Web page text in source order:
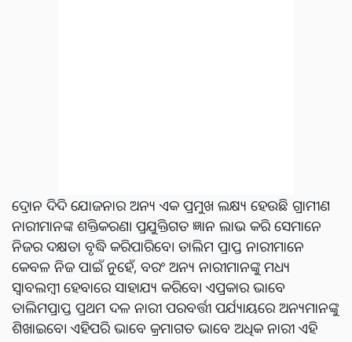
ଦ୍ରୋନ ଦିଦି ଯୋଜନାର ଅନ୍ୟ ଏକ ପ୍ରମୁଖ ଲକ୍ଷ୍ୟ ହେଉଛି ଗ୍ରାମୀଣ
ନାରୀମାନଙ୍କ ଶକ୍ତିକରଣ। ପ୍ରଯୁକ୍ତିଗତ ଜ୍ଞାନ ଲାଭ କରି ସେମାନେ
ନିଜର ଦକ୍ଷତା ବୃଦ୍ଧି କରିପାରିବେ। ତାଲିମ ପ୍ରାପ୍ତ ନାରୀମାନେ
କେବଳ ନିଜ ପାଇଁ ନୁହେଁ, ବରଂ ଅନ୍ୟ ନାରୀମାନଙ୍କୁ ମଧ୍ୟ
ସ୍ୱାବଲମ୍ବୀ ହେବାରେ ସାହାଯ୍ୟ କରିବେ। ଏପ୍ରକାର ଭାବେ
ତାଲିମପ୍ରାପ୍ତ ପ୍ରଥମ ଦଳ ନାରୀ ପରବର୍ତ୍ତୀ ପର୍ଯ୍ୟାୟରେ ଅନ୍ୟମାନଙ୍କୁ
ଶିଖାଇବେ। ଏହିପରି ଭାବେ କ୍ରମାଗତ ଭାବେ ଅଧିକ ନାରୀ ଏହି